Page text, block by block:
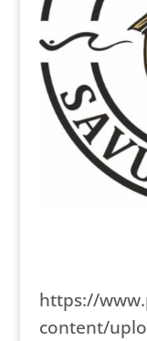
https://
content/